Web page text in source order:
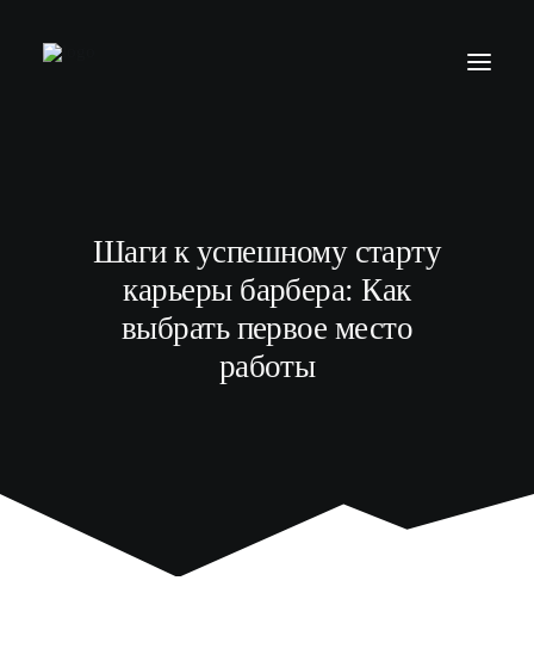
МОДЕЛЯМ
ВЫПУСКНИКИ
Шаги к успешному старту
карьеры барбера: Как
выбрать первое место
работы